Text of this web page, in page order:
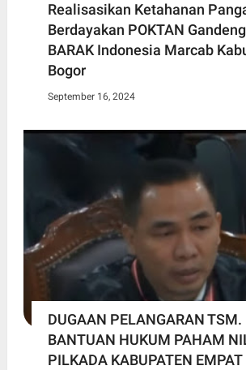
Realisasikan Ketahanan
Berdayakan POKTAN
BARAK Indonesia Marcab
Bogor
September 16, 2024
DUGAAN PELANGARAN
BANTUAN HUKUM PAHAM
PILKADA KABUPATEN